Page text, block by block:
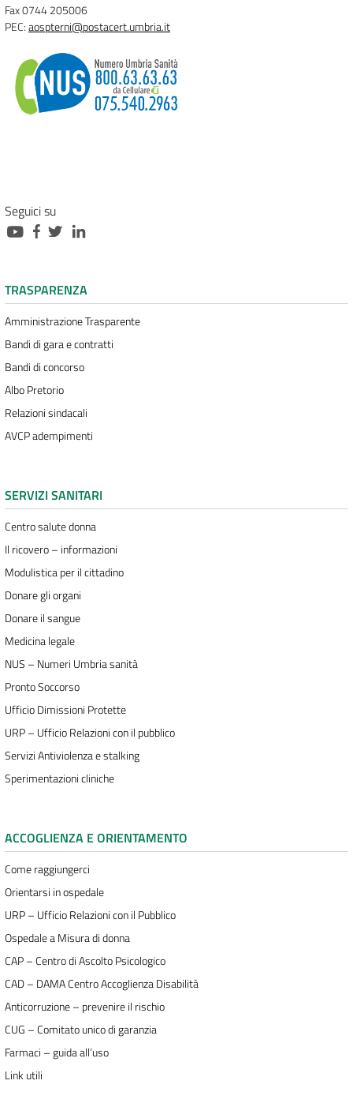
Fax 0744 205006
PEC:aospterni@postacert.umbria.it
Seguici su
TRASPARENZA
Amministrazione Trasparente
Bandi di gara e contratti
Bandi di concorso
Albo Pretorio
Relazioni sindacali
AVCP adempimenti
SERVIZI SANITARI
Centro salute donna
Il ricovero – informazioni
Modulistica per il cittadino
Donare gli organi
Donare il sangue
Medicina legale
NUS – Numeri Umbria sanità
Pronto Soccorso
Ufficio Dimissioni Protette
URP – Ufficio Relazioni con il pubblico
Servizi Antiviolenza e stalking
Sperimentazioni cliniche
ACCOGLIENZA E ORIENTAMENTO
Come raggiungerci
Orientarsi in ospedale
URP – Ufficio Relazioni con il Pubblico
Ospedale a Misura di donna
CAP – Centro di Ascolto Psicologico
CAD – DAMA Centro Accoglienza Disabilità
Anticorruzione – prevenire il rischio
CUG – Comitato unico di garanzia
Farmaci – guida all’uso
Link utili